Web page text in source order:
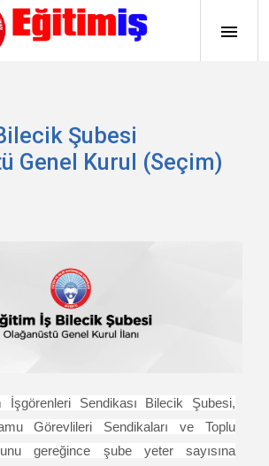
Şubesi
Genel Kurul (Seçim)
Sendikası Bilecik Şubesi,
Görevlileri Sendikaları ve Toplu
gereğince şube yeter sayısına